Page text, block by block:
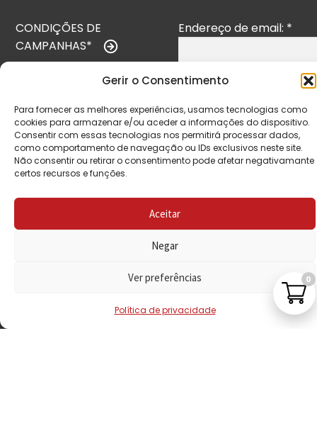
Gerir o Consentimento
Para fornecer as melhores experiências, usamos tecnologias como
cookies para armazenar e/ou aceder a informações do dispositivo.
Consentir com essas tecnologias nos permitirá processar dados,
como comportamento de navegação ou IDs exclusivos neste site.
Não consentir ou retirar o consentimento pode afetar negativamante
certos recursos e funções.
Aceitar
Negar
Ver preferências
Política de privacidade
CONDIÇÕES DE
CAMPANHAS*
POLÍTICA DE
PRIVACIDADE
POLÍTICA DE
Endereço de email: *
0